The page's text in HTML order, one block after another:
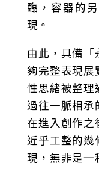
臨，容器的
現。
由此，具備「
夠完整表現展
性思緒被整理
過往一脈相承
在進入創作之
近乎工整的幾
現，無非是一